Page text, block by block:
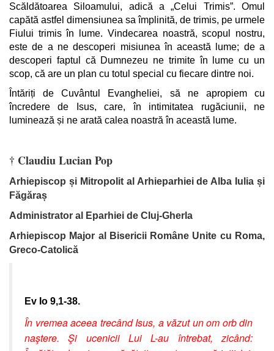
Scăldătoarea Siloamului, adică a „Celui Trimis”. Omul
capătă astfel dimensiunea sa împlinită, de trimis, pe urmele
Fiului trimis în lume. Vindecarea noastră, scopul nostru,
este de a ne descoperi misiunea în această lume; de a
descoperi faptul că Dumnezeu ne trimite în lume cu un
scop, că are un plan cu totul special cu fiecare dintre noi.
Întăriți de Cuvântul Evangheliei, să ne apropiem cu
încredere de Isus, care, în intimitatea rugăciunii, ne
luminează și ne arată calea noastră în această lume.
† Claudiu Lucian Pop
Arhiepiscop și Mitropolit al Arhieparhiei de Alba Iulia și
Făgăraș
Administrator al Eparhiei de Cluj-Gherla
Arhiepiscop Major al Bisericii Române Unite cu Roma,
Greco-Catolică
Ev Io 9,1-38.
În vremea aceea trecând Isus, a văzut un om orb din
naştere. Şi ucenicii Lui L-au întrebat, zicând: